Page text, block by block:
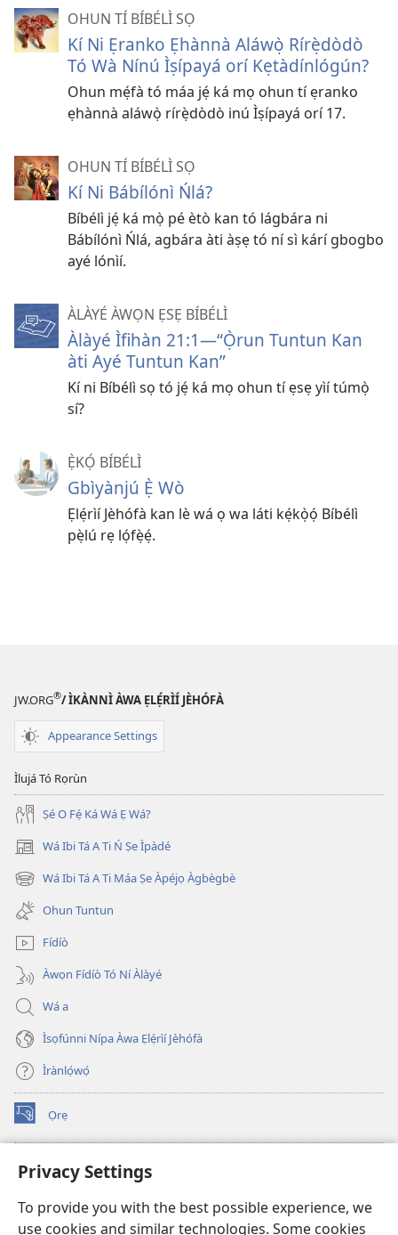
Privacy Settings
To provide you with the best possible experience, we
use cookies and similar technologies. Some cookies
OHUN TÍ BÍBÉLÌ SỌ
Kí Ni Ẹranko Ẹhànnà Aláwọ̀ Rírẹ̀dòdò
Tó Wà Nínú Ìṣípayá orí Kẹtàdínlógún?
Ohun mẹ́fà tó máa jẹ́ ká mọ ohun tí ẹranko
ẹhànnà aláwọ̀ rírẹ̀dòdò inú Ìṣípayá orí 17.
OHUN TÍ BÍBÉLÌ SỌ
Kí Ni Bábílónì Ńlá?
Bíbélì jẹ́ ká mọ̀ pé ètò kan tó lágbára ni
Bábílónì Ńlá, agbára àti àṣẹ tó ní sì kárí gbogbo
ayé lónìí.
ÀLÀYÉ ÀWỌN ẸSẸ BÍBÉLÌ
Àlàyé Ìfihàn 21:1—“Ọ̀run Tuntun Kan
àti Ayé Tuntun Kan”
Kí ni Bíbélì sọ tó jẹ́ ká mọ ohun tí ẹsẹ yìí túmọ̀
sí?
Ẹ̀KỌ́ BÍBÉLÌ
Gbìyànjú Ẹ̀ Wò
Ẹlẹ́rìí Jèhófà kan lè wá ọ wa láti kẹ́kọ̀ọ́ Bíbélì
pẹ̀lú rẹ lọ́fẹ̀ẹ́.
JW.ORG®/ ÌKÀNNÌ ÀWA ẸLẸ́RÌÍ JÈHÓFÀ
Appearance Settings
Ìlujá Tó Rọrùn
Ṣé O Fẹ́ Ká Wá Ẹ Wá?
Wá Ibi Tá A Ti Ń Ṣe Ìpàdé
(opens
new
window)
Wá Ibi Tá A Ti Máa Ṣe Àpéjọ Àgbègbè
(opens
new
window)
Ohun Tuntun
Fídíò
Àwọn Fídíò Tó Ní Àlàyé
Wá a
Ìsọfúnni Nípa Àwa Ẹlẹ́rìí Jèhófà
Ìrànlọ́wọ́
Ọrẹ
(opens
new
ÀKÁ ÌWÉ ORÍ ÍŃTÁNẸ́Ẹ̀TÌ TI Watchtower™
(opens
window)JW Hub
(opens
new